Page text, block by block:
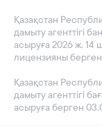
Қазақстан
дамыту агенттігі
асыруға 2026 ж. 14
лицензияны
Қазақстан
дамыту агенттігі
асыруға берген